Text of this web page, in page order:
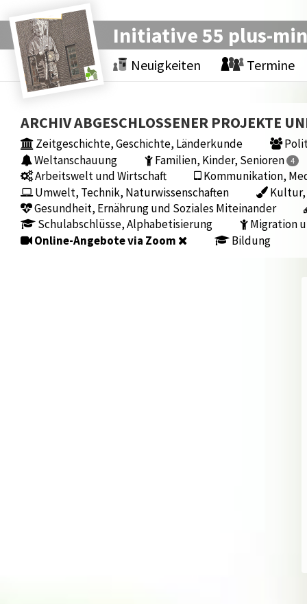
Initiative 55 plus-
Neuigkeiten Termine
ARCHIV ABGESCHLOSSENER PROJEKTE
Zeitgeschichte, Geschichte, Länderkunde
Weltanschauung
Familien, Kinder, Senioren 4
Arbeitswelt und Wirtschaft
Kommunikation,
Umwelt, Technik, Naturwissenschaften
Kultur,
Gesundheit, Ernährung und Soziales Miteinander
Schulabschlüsse, Alphabetisierung
Migration
Online-Angebote via Zoom
Bildung